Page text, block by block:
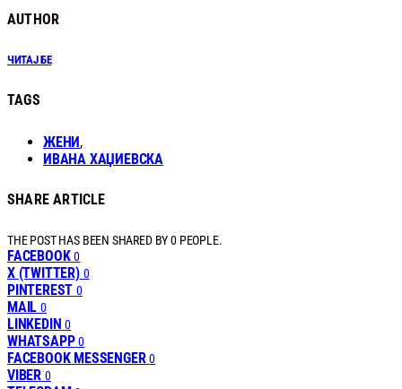
AUTHOR
ЧИТАЈ БЕ
TAGS
ЖЕНИ,
ИВАНА ХАЏИЕВСКА
SHARE ARTICLE
THE POST HAS BEEN SHARED BY0 PEOPLE.
FACEBOOK 0
X (TWITTER) 0
PINTEREST 0
MAIL 0
LINKEDIN 0
WHATSAPP 0
FACEBOOK MESSENGER 0
VIBER 0